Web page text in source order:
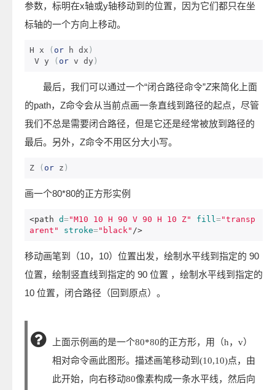
参数，标明在x轴或y轴移动到的位置，因为它们都只在坐
标轴的一个方向上移动。
H x ( or h dx )
V y
( or v dy )
最后，我们可以通过一个“闭合路径命令”Z来简化上面
的path，Z命令会从当前点画一条直线到路径的起点，尽管
我们不总是需要闭合路径，但是它还是经常被放到路径的
最后。另外，Z命令不用区分大小写。
Z ( or z )
画一个80*80的正方形实例
<path d="M10 10 H 90 V 90 H 10 Z" fill="transp
arent"
stroke="black" />
移动画笔到（10，10）位置出发，绘制水平线到指定的 90
位置，绘制竖直线到指定的 90 位置 ，绘制水平线到指定的
10 位置，闭合路径（回到原点）。
上面示例画的是一个80*80的正方形，用（h，v）
相对命令画此图形。描述画笔移动到(10,10)点，由
此开始，向右移动80像素构成一条水平线，然后向